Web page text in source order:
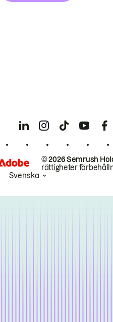
© 2026 Semrush
rättigheter
Svenska